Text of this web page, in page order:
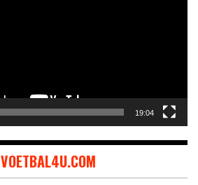
19:04
VOETBAL4U.COM